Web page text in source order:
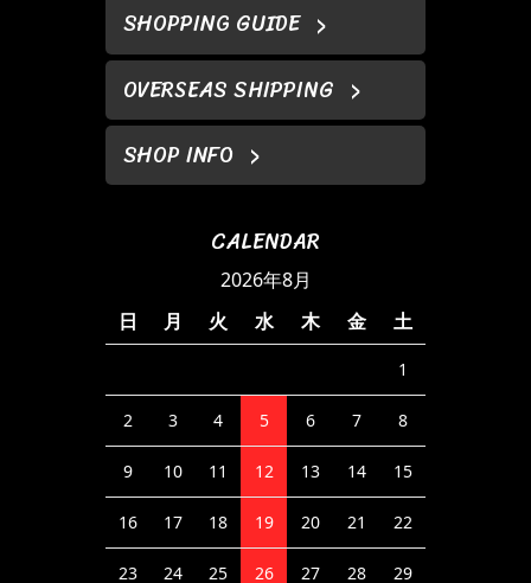
SHOPPING GUIDE
OVERSEAS SHIPPING
SHOP INFO
CALENDAR
2026年8月
日
月 火 水 木 金 土
1
2 3 4 5 6 7 8
9 10 11 12 13 14 15
16 17 18 19 20 21 22
23 24 25 26 27 28 29